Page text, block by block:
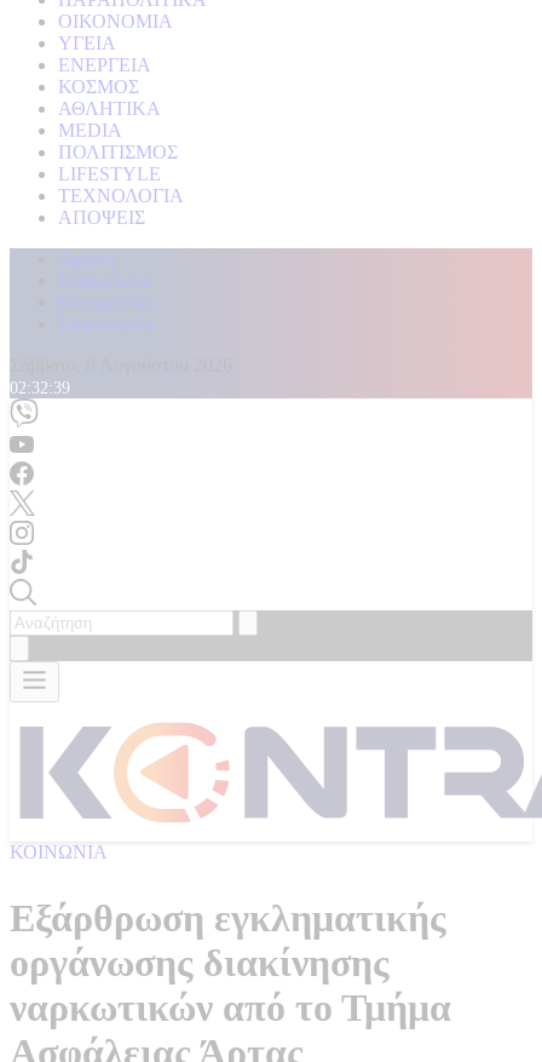
ΟΙΚΟΝΟΜΙΑ
ΥΓΕΙΑ
ΕΝΕΡΓΕΙΑ
ΚΟΣΜΟΣ
ΑΘΛΗΤΙΚΑ
MEDIA
ΠΟΛΙΤΙΣΜΟΣ
LIFESTYLE
ΤΕΧΝΟΛΟΓΙΑ
ΑΠΟΨΕΙΣ
Αρχική
Kontra Live
Καταγγελίες
Επικοινωνία
02:32:41
ΚΟΙΝΩΝΙΑ
Εξάρθρωση εγκληματικής
οργάνωσης διακίνησης
ναρκωτικών από το Τμήμα
Ασφάλειας Άρτας